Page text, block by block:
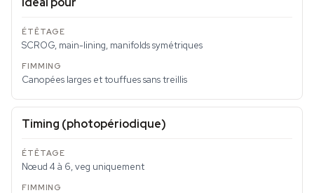
SCROG, main-lining, manifolds symétriques
Canopées larges et touffues sans treillis
Timing (photopériodique)
Nœud 4 à 6, veg uniquement